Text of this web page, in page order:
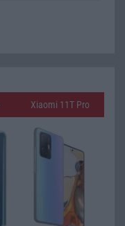
Xiaomi 11T Pro